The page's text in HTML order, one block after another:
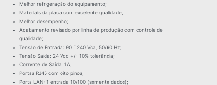
Melhor refrigeração do equipamento;
Materiais da placa com excelente qualidade;
Melhor desempenho;
Acabamento revisado por linha de produção com controle de
qualidade;
Tensão de Entrada: 90 ˜ 240 Vca, 50/60 Hz;
Tensão Saída: 24 Vcc +/- 10% tolerância;
Corrente de Saída: 1A;
Portas RJ45 com oito pinos;
Porta LAN: 1 entrada 10/100 (somente dados);